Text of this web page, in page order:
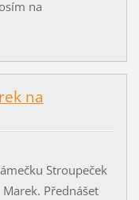
na
na
Stroupeček
Přednášet